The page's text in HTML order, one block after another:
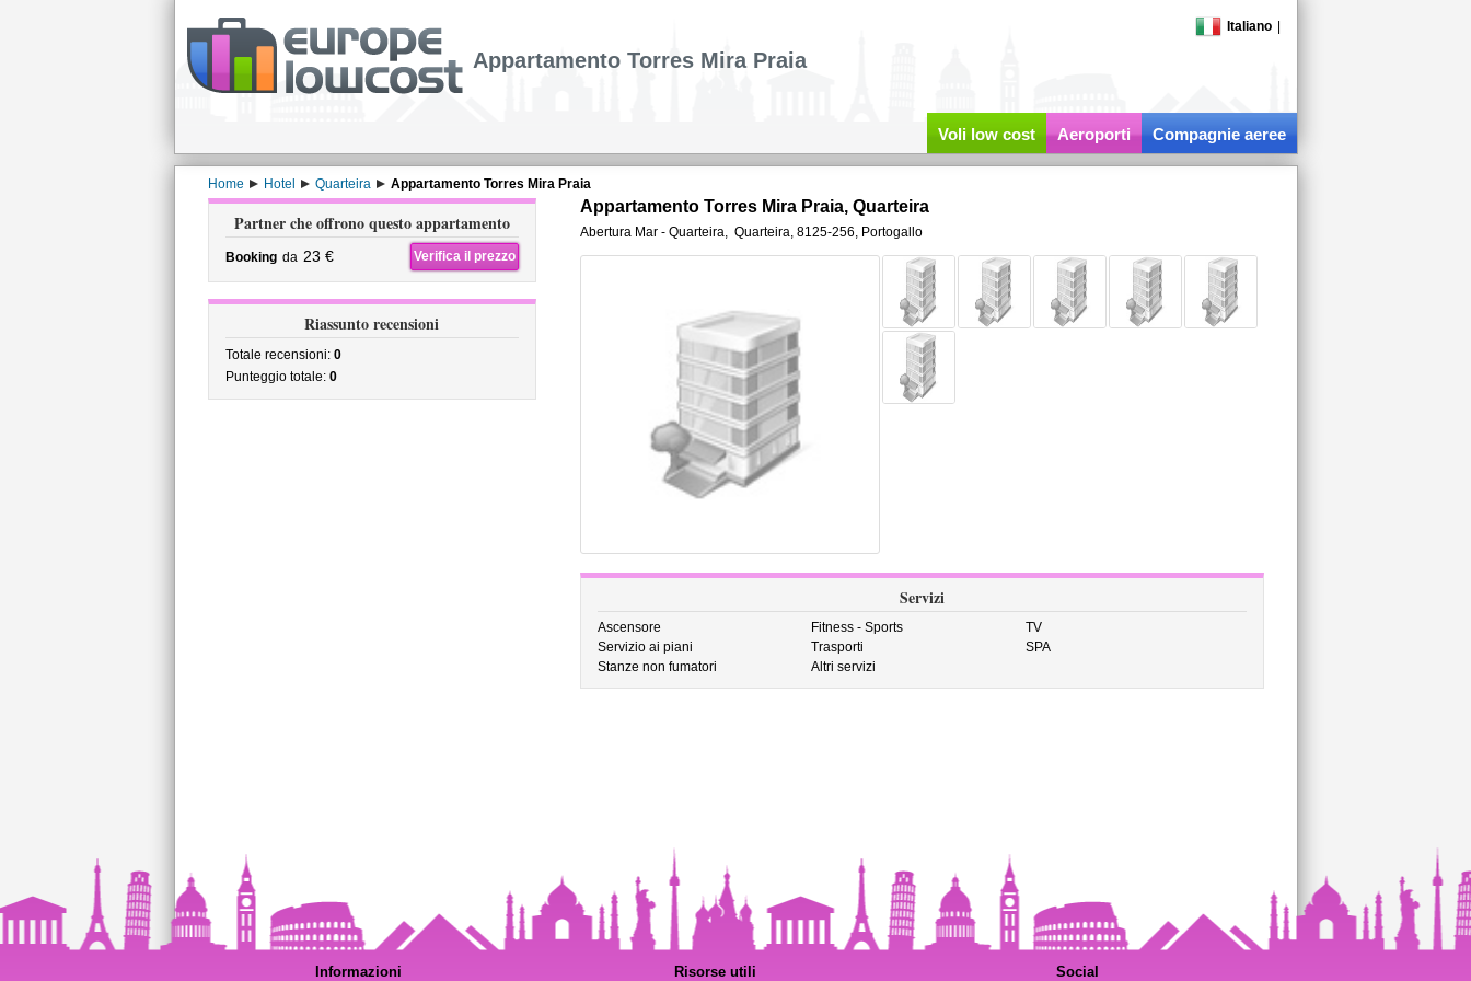
Italiano
Appartamento Torres Mira Praia
Voli low cost Aeroporti Compagnie aeree
Home Hotel Quarteira Appartamento Torres Mira Praia
Partner che offrono questo appartamento
Booking da 23 € Verifica il prezzo
Riassunto recensioni
Totale recensioni: 0
Punteggio totale: 0
Appartamento Torres Mira Praia, Quarteira
Abertura Mar - Quarteira, Quarteira, 8125-256, Portogallo
Servizi
Ascensore Fitness - Sports
TV
Servizio ai piani
Trasporti
SPA
Stanze non fumatori
Altri servizi
Informazioni Risorse utili Social